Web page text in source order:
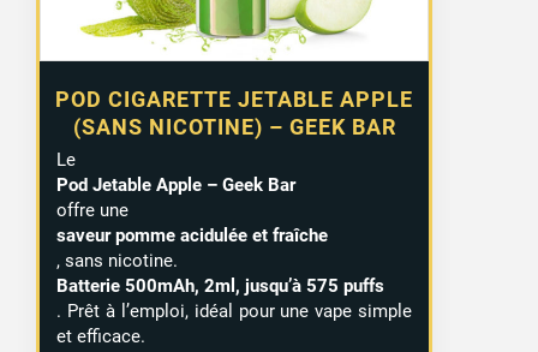
POD CIGARETTE JETABLE APPLE
(SANS NICOTINE) – GEEK BAR
Le
Pod Jetable Apple – Geek Bar
offre une
saveur pomme acidulée et fraîche
, sans nicotine.
Batterie 500mAh, 2ml, jusqu’à 575 puffs
. Prêt à l’emploi, idéal pour une vape simple
et efficace.